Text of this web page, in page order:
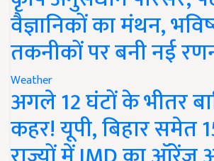
वैज्ञानिकों का मंथन,
तकनीकों पर बनी नई
Weather
अगले 12 घंटों के भीतर
कहर! यूपी, बिहार समेत